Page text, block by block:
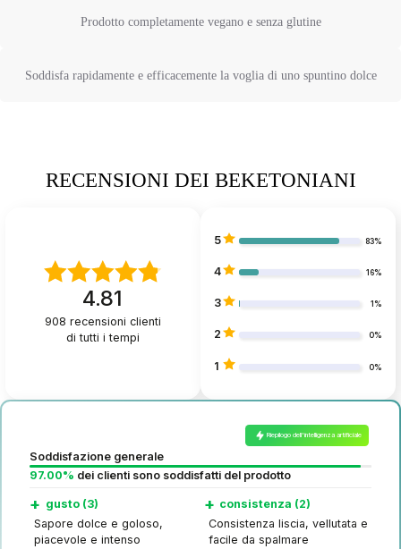
Prodotto completamente vegano e senza glutine
Soddisfa rapidamente e efficacemente la voglia di uno spuntino dolce
RECENSIONI DEI BEKETONIANI
4.81
908 recensioni clienti
di tutti i tempi
5 83%
4 16%
3 1%
2 0%
1 0%
Riepilogo dell'intelligenza artificiale
Soddisfazione generale
97.00% dei clienti sono soddisfatti del prodotto
+ gusto (3)
Sapore dolce e goloso,
piacevole e intenso
+ consistenza (2)
Consistenza liscia, vellutata e
facile da spalmare